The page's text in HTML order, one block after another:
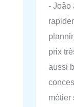
- Joâo
prix
aussi
métier